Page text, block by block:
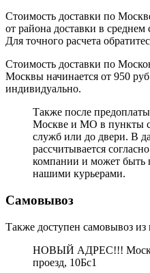
Стоимость доставки по
от района доставки в среднем
Для точного расчета
Стоимость доставки по
Москвы начинается от 950
индивидуально.
Также после
Москве и МО в пункты
служб или до двери. В
рассчитывается
компании и может быть
нашими курьерами.
Самовывоз
Также доступен самовывоз из
НОВЫЙ АДРЕС!!!
проезд, 10Бс1